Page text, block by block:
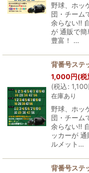
野球、ホッ
団・チーム
余らない!!
が 通販で
豊富！ …
背番号ステ
1,000円(税
(税込: 1,100
在庫あり
野球、ホッ
団・チーム
余らない!!
ッカーが
ルメット…
背番号ステ